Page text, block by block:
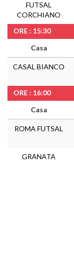
FUTSAL
CORCHIANO
ORE : 15:30
Casa
CASAL BIANCO
ORE : 16:00
Casa
ROMA FUTSAL
GRANATA